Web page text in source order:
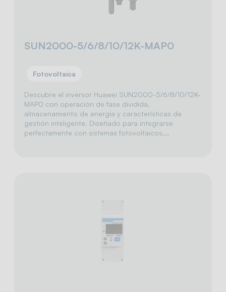
SUN2000-5/6/8/10/12K-MAP0
Fotovoltaica
Descubre el inversor Huawei SUN2000-5/6/8/10/12K-
MAP0 con operación de fase dividida,
almacenamiento de energía y características de
gestión inteligente. Diseñado para integrarse
perfectamente con sistemas fotovoltaicos,…